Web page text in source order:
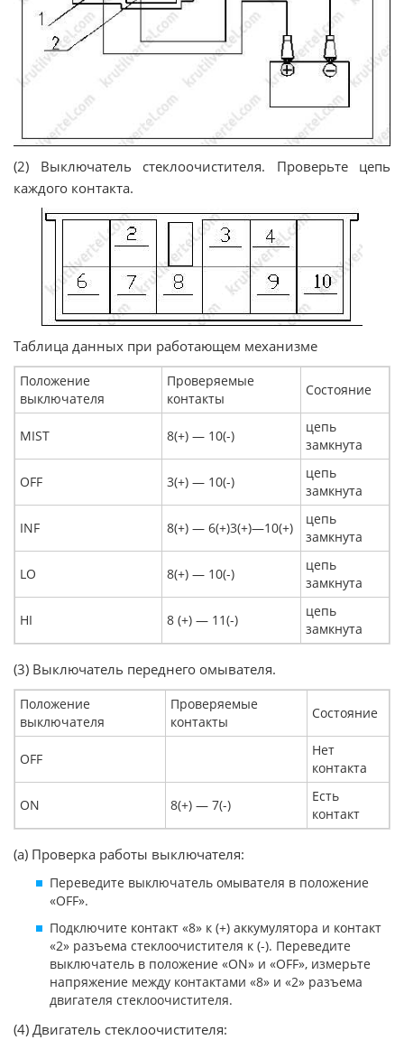
(2) Выключатель стеклоочистителя. Проверьте цепь
каждого контакта.
Таблица данных при работающем механизме
Положение
выключателя
Проверяемые
контакты
Состояние
MIST 8(+) — 10(-)
цепь
замкнута
OFF 3(+) — 10(-)
цепь
замкнута
INF 8(+) — 6(+)3(+)—10(+)
цепь
замкнута
LO 8(+) — 10(-)
цепь
замкнута
HI 8 (+) — 11(-)
цепь
замкнута
(3) Выключатель переднего омывателя.
Положение
выключателя
Проверяемые
контакты
Состояние
OFF
Нет
контакта
ON 8(+) — 7(-)
Есть
контакт
(а) Проверка работы выключателя:
Переведите выключатель омывателя в положение
«OFF».
Подключите контакт «8» к (+) аккумулятора и контакт
«2» разъема стеклоочистителя к (-). Переведите
выключатель в положение «ON» и «OFF», измерьте
напряжение между контактами «8» и «2» разъема
двигателя стеклоочистителя.
(4) Двигатель стеклоочистителя: